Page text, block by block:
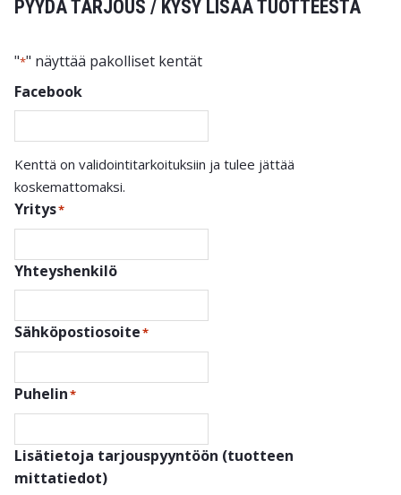
PYYDÄ TARJOUS / KYSY LISÄÄ TUOTTEESTA
"*" näyttää pakolliset kentät
Facebook
Kenttä on validointitarkoituksiin ja tulee jättää
koskemattomaksi.
Yritys*
Yhteyshenkilö
Sähköpostiosoite*
Puhelin*
Lisätietoja tarjouspyyntöön (tuotteen
mittatiedot)